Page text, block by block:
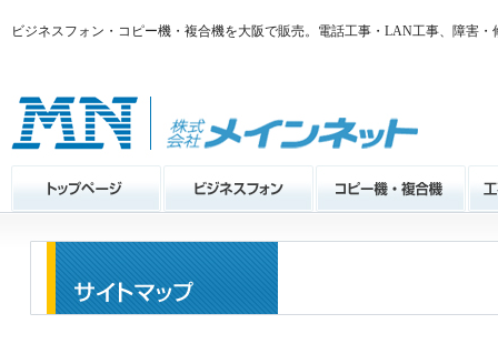
ビジネスフォン・コピー機・複合機を大阪で販売。電話工事・LAN工事、障害・